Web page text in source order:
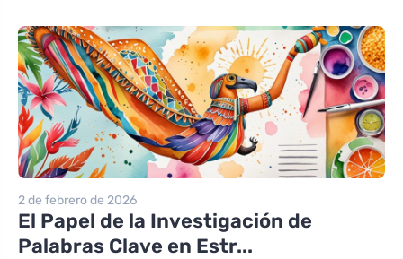
2 de febrero de 2026
El Papel de la Investigación de
Palabras Clave en Estr...